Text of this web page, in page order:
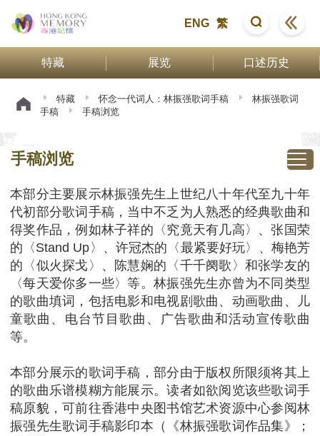
ENG 繁
特藏 展览 口述历史
特藏 怀念一代词人：林振强歌词手稿
林振强歌词
手稿
手稿浏览
手稿浏览
本部分主要展示林振强先生上世纪八十年代至九十年
代初部分歌词手稿，当中不乏为人熟悉的经典歌曲和
得奖作品，例如林子祥的〈究竟天有几高〉、张国荣
的〈Stand Up〉、许冠杰的〈最紧要好玩〉、梅艳芳
的〈似火探戈〉、陈慧娴的〈千千阕歌〉和张学友的
〈每天爱你多一些〉等。林振强先生亦曾为不同类型
的歌曲填词，包括电影和电视剧歌曲、动画歌曲、儿
童歌曲、电台节目歌曲、广告歌曲和活动宣传歌曲
等。
本部分展示的歌词手稿，部分由于版权所限须将其上
的歌曲乐谱模糊方能展示。读者如欲阅览该些歌词手
稿原貌，可前往香港中央图书馆艺术资源中心参阅林
振强先生歌词手稿影印本（《林振强歌词作品集》；